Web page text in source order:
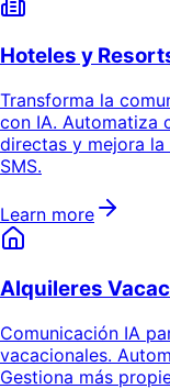
Hoteles y
Transforma la
con IA. Automatiza
directas y mejora
SMS.
Learn more
Alquileres
Comunicación IA
vacacionales.
Gestiona más